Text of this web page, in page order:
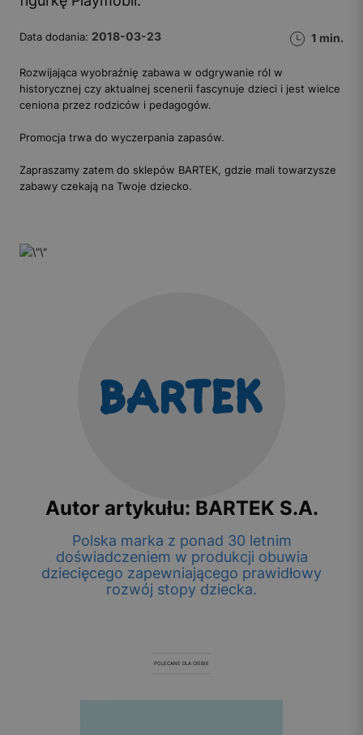
Data dodania: 2018-03-23 1 min.
Rozwijająca wyobraźnię zabawa w odgrywanie ról w
historycznej czy aktualnej scenerii fascynuje dzieci i jest wielce
ceniona przez rodziców i pedagogów.
Promocja trwa do wyczerpania zapasów.
Zapraszamy zatem do sklepów BARTEK, gdzie mali towarzysze
zabawy czekają na Twoje dziecko.
Autor artykułu: BARTEK S.A.
Polska marka z ponad 30 letnim
doświadczeniem w produkcji obuwia
dziecięcego zapewniającego prawidłowy
rozwój stopy dziecka.
POLECANE DLA CIEBIE